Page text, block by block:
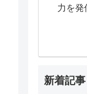
力を発
新着記事